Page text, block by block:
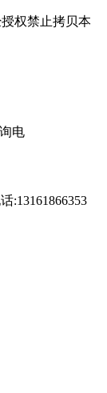
权禁止拷贝本
电
:13161866353